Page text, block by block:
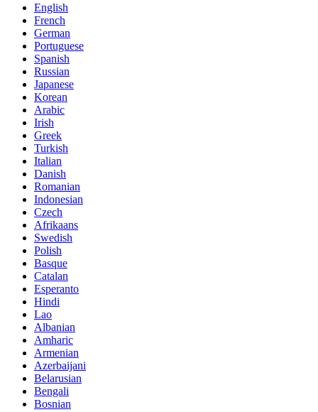
English
French
German
Portuguese
Spanish
Russian
Japanese
Korean
Arabic
Irish
Greek
Turkish
Italian
Danish
Romanian
Indonesian
Czech
Afrikaans
Swedish
Polish
Basque
Catalan
Esperanto
Hindi
Lao
Albanian
Amharic
Armenian
Azerbaijani
Belarusian
Bengali
Bosnian